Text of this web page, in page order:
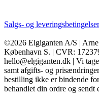
Salgs- og leveringsbetingelser
©2026 Elgiganten A/S |
København S. | CVR:
hello@elgiganten.dk | Vi
samt afgifts- og
bestilling ikke er bindende
behandlet din ordre og sendt